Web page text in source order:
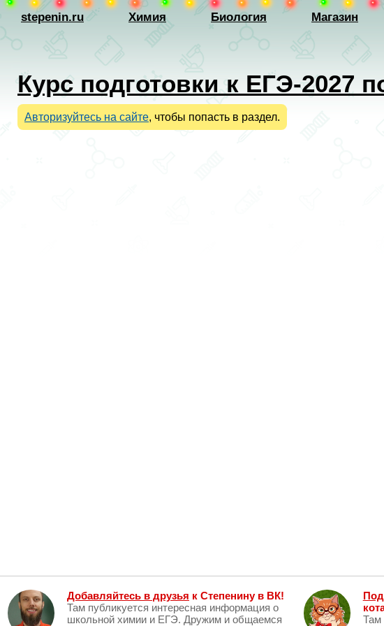
stepenin.ru Химия Биология Магазин
Курс подготовки к ЕГЭ-2027
Авторизуйтесь на сайте, чтобы попасть в раздел.
Добавляйтесь в друзья к Степенину в ВК!
Там публикуется интересная информация о
школьной химии и ЕГЭ. Дружим и общаемся
Там